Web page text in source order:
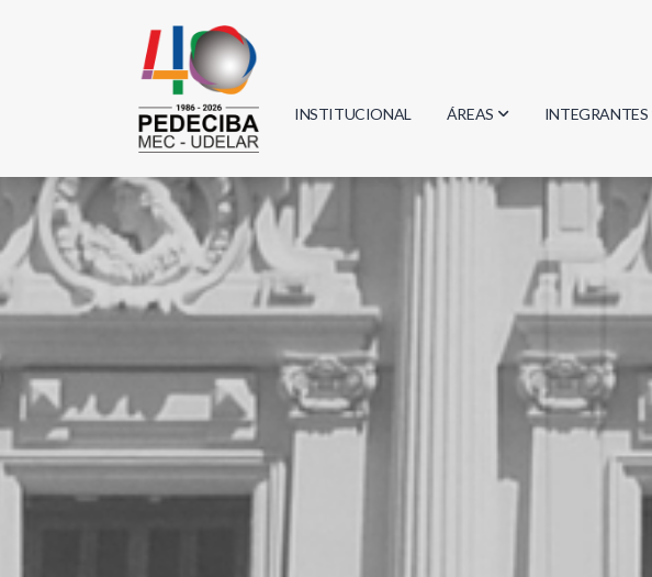
INSTITUCIONAL ÁREAS
Biología
Informática
Matemática
INTEGRANTES
Investigadores
Estudiantes
Egresados